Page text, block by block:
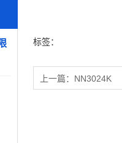
标签：
上一篇： NN3024K